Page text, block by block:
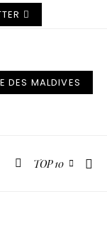
DES MALDIVES
TOP 10